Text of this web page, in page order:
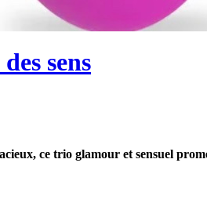
sens
ce trio glamour et sensuel